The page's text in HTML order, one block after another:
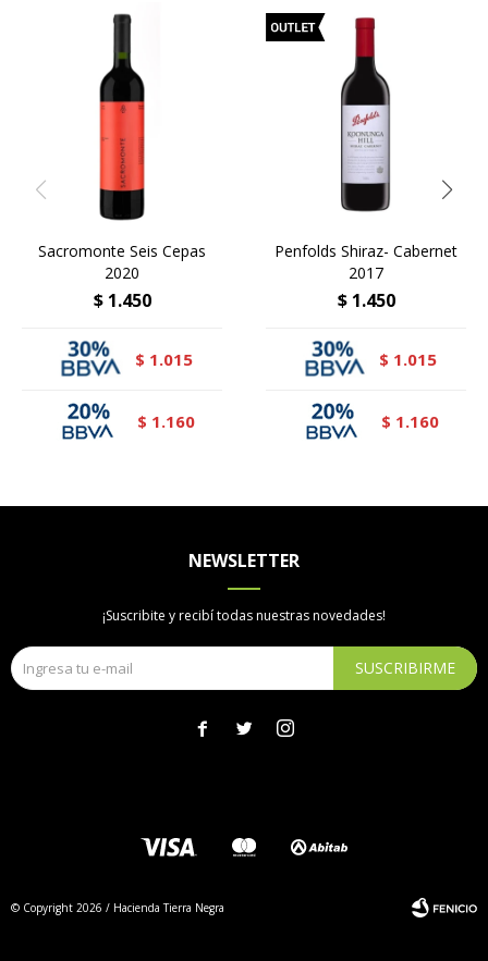
Sacromonte Seis Cepas
2020
$ 1.450
$ 1.015
$ 1.160
Penfolds Shiraz- Cabernet
2017
$ 1.450
$ 1.015
$ 1.160
NEWSLETTER
¡Suscribite y recibí todas nuestras novedades!
SUSCRIBIRME
  
© Copyright 2026 / Hacienda Tierra Negra